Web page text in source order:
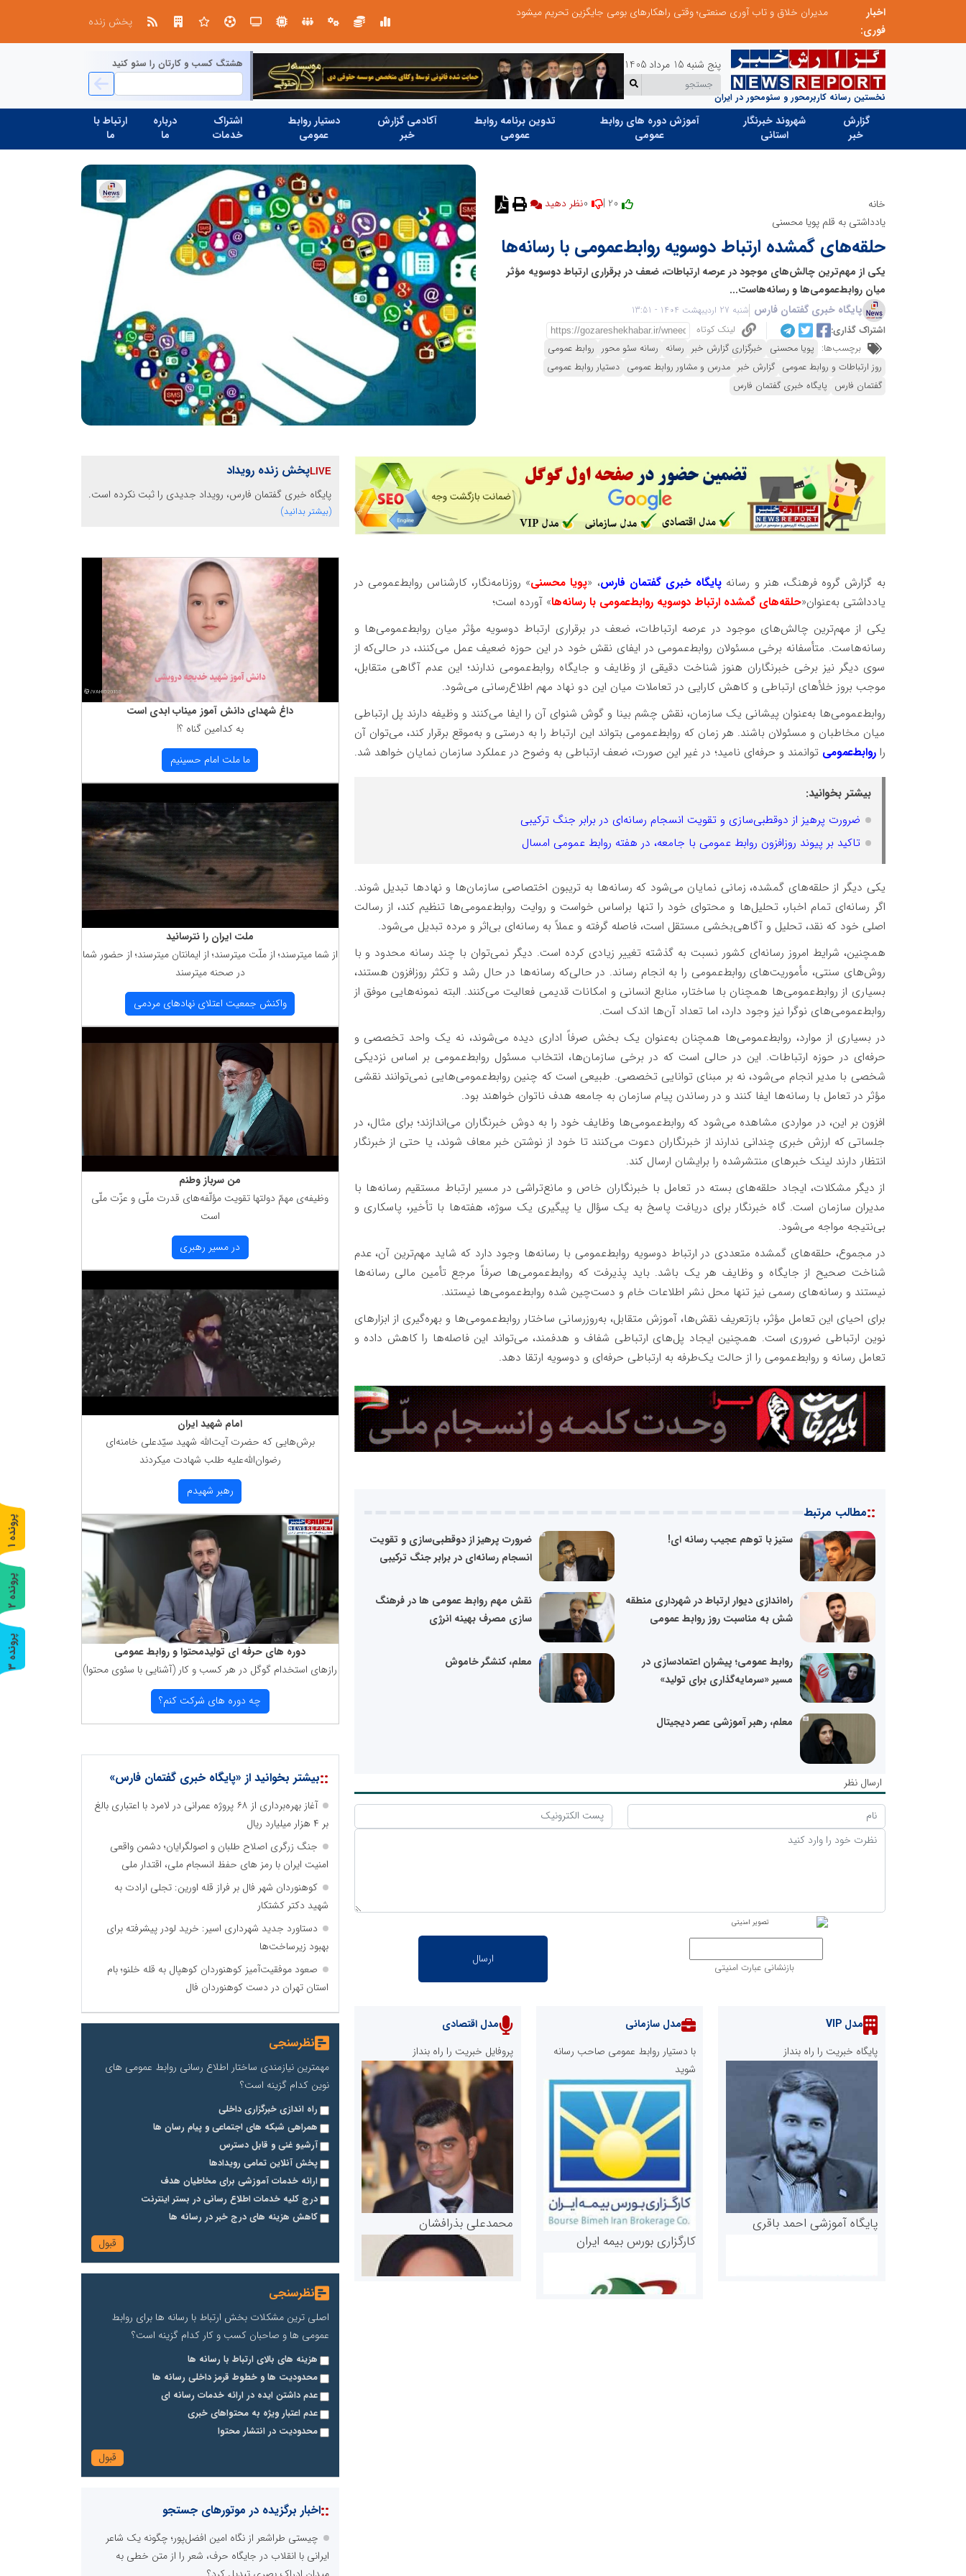
اخبار
فوری:
مدیران خلاق و تاب آوری صنعتی؛ وقتی راهکارهای بومی جایگزین تحریم میشود
پخش زنده
نخستین رسانه کاربرمحور و سئومحور در ایران
پنج شنبه 15 مرداد 1405 هشتگ کسب و کارتان را سئو کنید
گزارش
خبر
شهروند خبرنگار
استانی
آموزش دوره های روابط
عمومی
تدوین برنامه روابط
عمومی
آکادمی گزارش
خبر
دستیار روابط
عمومی
اشتراک
خدمات
درباره
ما
ارتباط با
ما
خانه
نظر دهید
یادداشتی به قلم پویا محسنی
حلقه‌های گمشده ارتباط دوسویه روابط‌عمومی با رسانه‌ها
یکی از مهم‌ترین چالش‌های موجود در عرصه ارتباطات، ضعف در برقراری ارتباط دوسویه مؤثر
میان روابط‌عمومی‌ها و رسانه‌هاست...
پایگاه خبری گفتمان فارس شنبه 27 اردیبهشت 1404 - 13:51
اشتراک گذاری:
لینک کوتاه
برچسب‌ها: پویا محسنی خبرگزاری گزارش خبر رسانه رسانه سئو محور روابط عمومی
روز ارتباطات و روابط عمومی گزارش خبر مدرس و مشاور روابط عمومی دستیار روابط عمومی
گفتمان فارس پایگاه خبری گفتمان فارس
به گزارش گروه فرهنگ، هنر و رسانه پایگاه خبری گفتمان فارس، «پویا محسنی» روزنامه‌نگار، کارشناس روابط‌عمومی در
یادداشتی به‌عنوان«حلقه‌های گمشده ارتباط دوسویه روابط‌عمومی با رسانه‌ها» آورده است؛
یکی از مهم‌ترین چالش‌های موجود در عرصه ارتباطات، ضعف در برقراری ارتباط دوسویه مؤثر میان روابط‌عمومی‌ها و
رسانه‌هاست. متأسفانه برخی مسئولان روابط‌عمومی در ایفای نقش خود در این حوزه ضعیف عمل می‌کنند، در حالی‌که از
سوی دیگر نیز برخی خبرنگاران هنوز شناخت دقیقی از وظایف و جایگاه روابط‌عمومی ندارند؛ این عدم آگاهی متقابل،
موجب بروز خلأهای ارتباطی و کاهش کارایی در تعاملات میان این دو نهاد مهم اطلاع‌رسانی می‌شود.
روابط‌عمومی‌ها به‌عنوان پیشانی یک سازمان، نقش چشم بینا و گوش شنوای آن را ایفا می‌کنند و وظیفه دارند پل ارتباطی
میان مخاطبان و مسئولان باشند. هر زمان که روابط‌عمومی بتواند این ارتباط را به درستی و به‌موقع برقرار کند، می‌توان آن
راروابط‌عمومی توانمند و حرفه‌ای نامید؛ در غیر این صورت، ضعف ارتباطی به وضوح در عملکرد سازمان نمایان خواهد شد.
بیشتر بخوانید:
ضرورت پرهیز از دوقطبی‌سازی و تقویت انسجام رسانه‌ای در برابر جنگ ترکیبی
تاکید بر پیوند روزافزون روابط عمومی با جامعه، در هفته روابط عمومی امسال
یکی دیگر از حلقه‌های گمشده، زمانی نمایان می‌شود که رسانه‌ها به تریبون اختصاصی سازمان‌ها و نهادها تبدیل شوند.
اگر رسانه‌ای تمام اخبار، تحلیل‌ها و محتوای خود را تنها براساس خواست و روایت روابط‌عمومی‌ها تنظیم کند، از رسالت
اصلی خود که نقد، تحلیل و آگاهی‌بخشی مستقل است، فاصله گرفته و عملاً به رسانه‌ای بی‌اثر و مرده تبدیل می‌شود.
همچنین، شرایط امروز رسانه‌ای کشور نسبت به گذشته تغییر زیادی کرده است. دیگر نمی‌توان با چند رسانه محدود و با
روش‌های سنتی، مأموریت‌های روابط‌عمومی را به انجام رساند. در حالی‌که رسانه‌ها در حال رشد و تکثر روزافزون هستند،
بسیاری از روابط‌عمومی‌ها همچنان با ساختار، منابع انسانی و امکانات قدیمی فعالیت می‌کنند. البته نمونه‌هایی موفق از
روابط‌عمومی‌های نوگرا نیز وجود دارد، اما تعداد آن‌ها اندک است.
در بسیاری از موارد، روابط‌عمومی‌ها همچنان به‌عنوان یک بخش صرفاً اداری دیده می‌شوند، نه یک واحد تخصصی و
حرفه‌ای در حوزه ارتباطات. این در حالی‌ است که در برخی سازمان‌ها، انتخاب مسئول روابط‌عمومی بر اساس نزدیکی
شخصی با مدیر انجام می‌شود، نه بر مبنای توانایی تخصصی. طبیعی است که چنین روابط‌عمومی‌هایی نمی‌توانند نقشی
مؤثر در تعامل با رسانه‌ها ایفا کنند و در رساندن پیام سازمان به جامعه هدف ناتوان خواهند بود.
افزون بر این، در مواردی مشاهده می‌شود که روابط‌عمومی‌ها وظایف خود را به دوش خبرنگاران می‌اندازند؛ برای مثال، در
جلساتی که ارزش خبری چندانی ندارند از خبرنگاران دعوت می‌کنند تا خود از نوشتن خبر معاف شوند، یا حتی از خبرنگار
انتظار دارند لینک خبرهای منتشرشده را برایشان ارسال کند.
از دیگر مشکلات، ایجاد حلقه‌های بسته در تعامل با خبرنگاران خاص و مانع‌تراشی در مسیر ارتباط مستقیم رسانه‌ها با
مدیران سازمان است. گاه خبرنگار برای دریافت پاسخ به یک سؤال یا پیگیری یک سوژه، هفته‌ها با تأخیر، پاسکاری و
بی‌نتیجه مواجه می‌شود.
در مجموع، حلقه‌های گمشده متعددی در ارتباط دوسویه روابط‌عمومی با رسانه‌ها وجود دارد که شاید مهم‌ترین آن، عدم
شناخت صحیح از جایگاه و وظایف هر یک باشد. باید پذیرفت که روابط‌عمومی‌ها صرفاً مرجع تأمین مالی رسانه‌ها
نیستند و رسانه‌های رسمی نیز تنها محل نشر اطلاعات خام و دست‌چین شده روابط‌عمومی‌ها نیستند.
برای احیای این تعامل مؤثر، بازتعریف نقش‌ها، آموزش متقابل، به‌روزرسانی ساختار روابط‌عمومی‌ها و بهره‌گیری از ابزارهای
نوین ارتباطی ضروری است. همچنین ایجاد پل‌های ارتباطی شفاف و هدفمند، می‌تواند این فاصله‌ها را کاهش داده و
تعامل رسانه و روابط‌عمومی را از حالت یک‌طرفه به ارتباطی حرفه‌ای و دوسویه ارتقا دهد.
::مطالب مرتبط
ستیز با توهم عجیب رسانه ای!
ضرورت پرهیز از دوقطبی‌سازی و تقویت
انسجام رسانه‌ای در برابر جنگ ترکیبی
راه‌اندازی دیوار ارتباط در شهرداری منطقه
شش به مناسبت روز روابط عمومی
نقش مهم روابط عمومی ها در فرهنگ
سازی مصرف بهینه انرژی
روابط عمومی؛ پیشران اعتمادسازی در
مسیر «سرمایه‌گذاری برای تولید»
معلم، کنشگر خاموش
معلم، رهبر آموزشی عصر دیجیتال
ارسال نظر
بازنشانی عبارت امنیتی
مدل VIP
پایگاه خبریت را راه بنداز
پایگاه آموزشی احمد باقری
مدل سازمانی
با دستیار روابط عمومی صاحب رسانه
شوید
کارگزاری بورس بیمه ایران
مدل اقتصادی
پروفایل خبریت را راه بنداز
محمدعلی بذرافشان
پخش زنده رویداد
پایگاه خبری گفتمان فارس، رویداد جدیدی را ثبت نکرده است.
(بیشتر بدانید)
داغ شهدای دانش آموز میناب ابدی است
به كدامین گناه ؟!
ما ملت امام حسینیم
ملت ایران را نترسانید
از شما میترسند؛ از ملّت میترسند؛ از ایمانتان میترسند؛ از حضور شما
در صحنه میترسند
واكنش جمعیت اعتلای نهادهای مردمی
من سرباز وطنم
وظیفه‌ی مهمّ دولتها تقویت مؤلّفه‌های قدرت ملّی و عزّت ملّی
است
در مسیر رهبری
امام شهید ایران
برش‌هایی كه حضرت آیت‌الله شهید سیّدعلی خامنه‌ای
رضوان‌الله‌علیه طلب شهادت میكردند
رهبر شهیدم
دوره های حرفه ای تولیدمحتوا و روابط عمومی
رازهای استخدام گوگل در هر كسب و كار (آشنایی با سئوی محتوا)
چه دوره های شركت كنم؟
::بیشتر بخوانید از «پایگاه خبری گفتمان فارس»
آغاز بهره‌برداری از ۶۸ پروژه عمرانی در لامرد با اعتباری بالغ
بر ۴ هزار میلیارد ریال
جنگ زرگری اصلاح طلبان و اصولگرایان؛ دشمن واقعی
امنیت ایران با رمز های حفظ انسجام ملی، اقتدار ملی
کوهنوردان شهر فال بر فراز قله اورین: تجلی ارادت به
شهید دکتر کشتکار
دستاورد جدید شهرداری اسیر: خرید لودر پیشرفته برای
بهبود زیرساخت‌ها
صعود موفقیت‌آمیز کوهنوردان کوهپال به قله خلنو؛ بام
استان تهران در دست کوهنوردان فال
نظرسنجی
مهمترین نیازمندی ساختار اطلاع رسانی روابط عمومی های
نوین کدام گزینه است؟
راه اندازی خبرگزاری داخلی
همراهی شبکه های اجتماعی و پیام رسان ها
آرشیو غنی و قابل دسترس
پخش آنلاین تمامی رویدادها
ارائه خدمات آموزشی برای مخاطیان هدف
درج کلیه خدمات اطلاع رسانی در بستر اینترنت
کاهش هزینه های درج خبر در رسانه ها
نظرسنجی
اصلی ترین مشکلات بخش ارتباط با رسانه ها برای روابط
عمومی ها و صاحبان کسب و کار کدام گزینه است؟
هزینه های بالای ارتباط با رسانه ها
محدودیت ها و خطوط قرمز داخلی رسانه ها
عدم داشتن ایده در ارائه خدمات رسانه ای
عدم اعتبار ویژه به محتواهای خبری
محدودیت در انتشار محتوا
::اخبار برگزیده در موتورهای جستجو
چیستی طراشعر از نگاه امین افضل‌پور؛ چگونه یک شاعر
ایرانی با انقلاب در جایگاه حرف، شعر را از متن خطی به
پ
ر
و
ن
د
ه
1
پ
ر
و
ن
د
ه
2
پ
ر
و
ن
د
ه
3